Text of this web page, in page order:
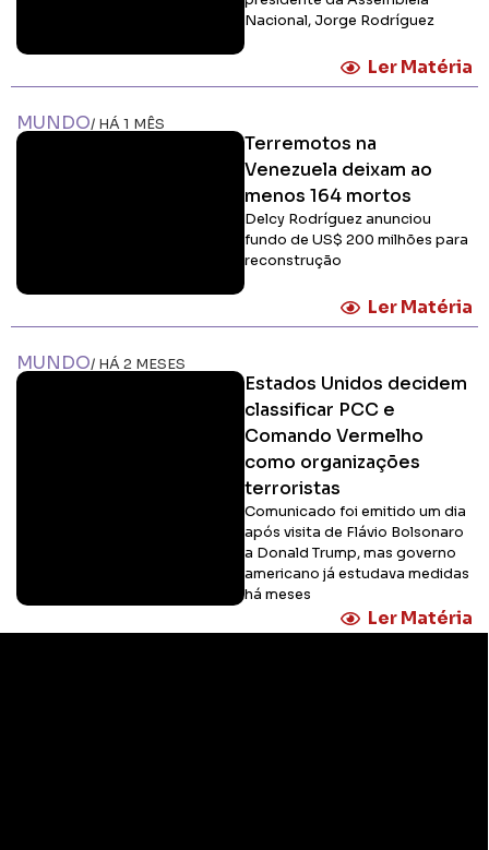
Nacional, Jorge Rodríguez
Ler Matéria
MUNDO/ HÁ 1 MÊS
Terremotos na
Venezuela deixam ao
menos 164 mortos
Delcy Rodríguez anunciou
fundo de US$ 200 milhões para
reconstrução
Ler Matéria
MUNDO/ HÁ 2 MESES
Estados Unidos decidem
classificar PCC e
Comando Vermelho
como organizações
terroristas
Comunicado foi emitido um dia
após visita de Flávio Bolsonaro
a Donald Trump, mas governo
americano já estudava medidas
há meses
Ler Matéria